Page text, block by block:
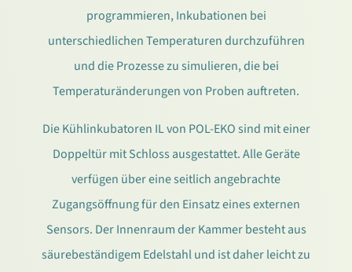
programmieren, Inkubationen bei
unterschiedlichen Temperaturen durchzuführen
und die Prozesse zu simulieren, die bei
Temperaturänderungen von Proben auftreten.
Die Kühlinkubatoren IL von POL-EKO sind mit einer
Doppeltür mit Schloss ausgestattet. Alle Geräte
verfügen über eine seitlich angebrachte
Zugangsöffnung für den Einsatz eines externen
Sensors. Der Innenraum der Kammer besteht aus
säurebeständigem Edelstahl und ist daher leicht zu